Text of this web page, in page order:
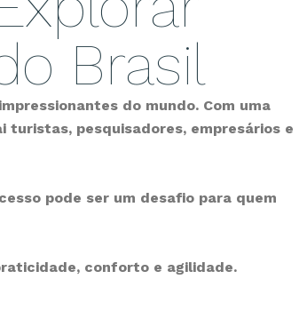
Brasil
do mundo. Com uma
turistas, pesquisadores, empresários e
pode ser um desafio para quem
conforto e agilidade.